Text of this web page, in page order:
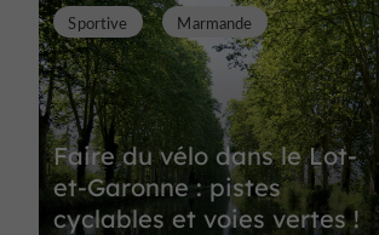
Faire du vélo dans le Lot-
et-Garonne : pistes
cyclables et voies vertes !
Sportive Marmande